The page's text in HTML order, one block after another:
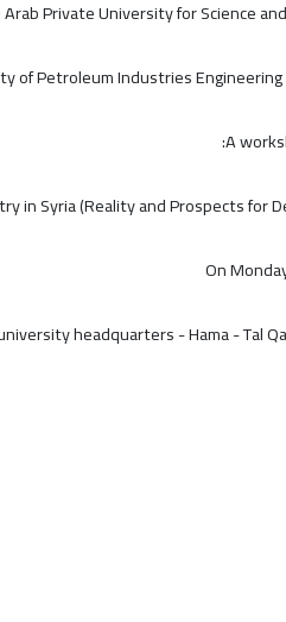
of Petroleum Industries
A
in Syria (Reality and Prospects for
On
headquarters - Hama - Tal